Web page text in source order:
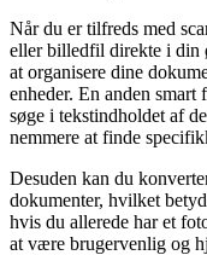
Når du er tilfreds med
eller billedfil direkte i din
at organisere dine
enheder. En anden
søge i tekstindholdet af
nemmere at finde
Desuden kan du
dokumenter, hvilket
hvis du allerede har et
at være brugervenlig og